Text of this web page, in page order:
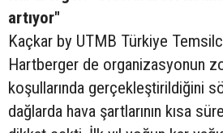
artıyor"
Kaçkar by UTMB Türkiye
Hartberger de organizasyonun
koşullarında gerçekleştirildiğini
dağlarda hava şartlarının kısa